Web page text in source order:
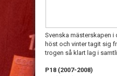
Svenska mästerskapen i
höst och vinter tagit sig
trogen så klart lag i
P18 (2007-2008)